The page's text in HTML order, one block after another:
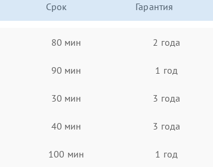
Срок Гарантия
80 мин 2 года
90 мин 1 год
30 мин 3 года
40 мин 3 года
100 мин 1 год